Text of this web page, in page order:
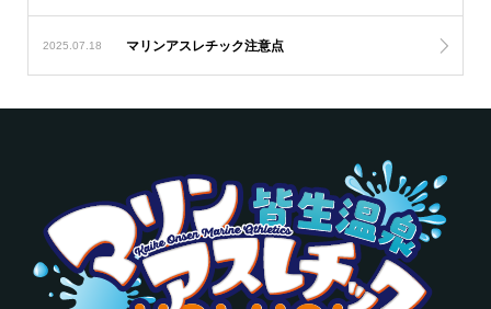
2025.07.18 マリンアスレチック注意点